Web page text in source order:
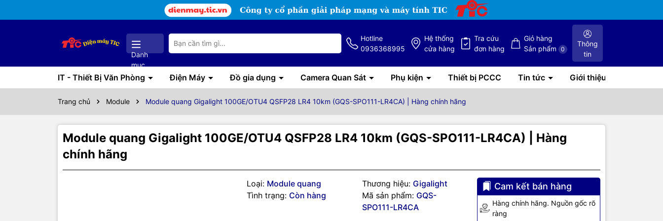
Danh
mục
Hotline
0936368995
Hệ thống
cửa hàng
Tra cứu
đơn hàng
Giỏ hàng
Sản phẩm
0
Thông
tin
IT - Thiết Bị Văn Phòng Điện Máy Đồ gia dụng Camera Quan Sát Phụ kiện Thiết bị PCCC Tin tức Giới thiệu
Trang chủ Module Module quang Gigalight 100GE/OTU4 QSFP28 LR4 10km (GQS-SPO111-LR4CA) | Hàng chính hãng
Module quang Gigalight 100GE/OTU4 QSFP28 LR4 10km (GQS-SPO111-LR4CA) | Hàng
chính hãng
Loại: Module quang Thương hiệu: Gigalight
Tình trạng: Còn hàng Mã sản phẩm: GQS-
SPO111-LR4CA
Cam kết bán hàng
Hàng chính hãng. Nguồn gốc rõ
ràng
Thông số kỹ thuật